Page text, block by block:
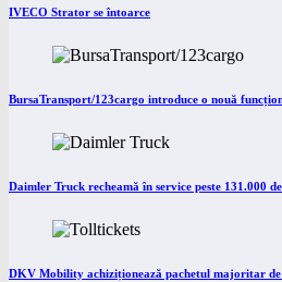
IVECO Strator se întoarce
BursaTransport/123cargo introduce o nouă
Daimler Truck recheamă în service peste 131.000
DKV Mobility achiziționează pachetul majoritar